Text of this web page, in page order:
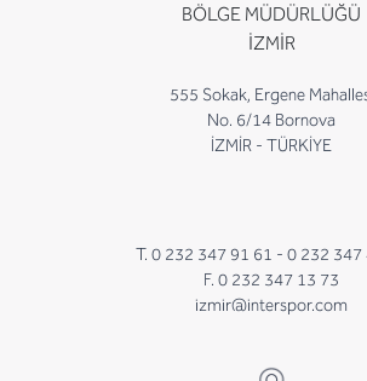
BÖLGE MÜDÜRLÜĞÜ
İZMİR
555 Sokak, Ergene
No. 6/14 Bornova
İZMİR - TÜRKİYE
T. 0 232 347 91 61 - 0 232 347
F. 0 232 347 13 73
izmir@interspor.com